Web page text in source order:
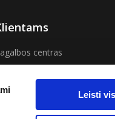
Leisti
centras
Aktualios naujienos